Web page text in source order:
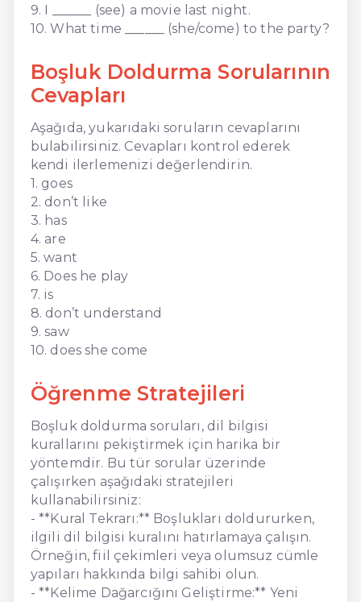
9. I ______ (see) a movie last night.
10. What time ______ (she/come) to the party?
Boşluk Doldurma Sorularının
Cevapları
Aşağıda, yukarıdaki soruların cevaplarını
bulabilirsiniz. Cevapları kontrol ederek
kendi ilerlemenizi değerlendirin.
1. goes
2. don’t like
3. has
4. are
5. want
6. Does he play
7. is
8. don’t understand
9. saw
10. does she come
Öğrenme Stratejileri
Boşluk doldurma soruları, dil bilgisi
kurallarını pekiştirmek için harika bir
yöntemdir. Bu tür sorular üzerinde
çalışırken aşağıdaki stratejileri
kullanabilirsiniz:
- **Kural Tekrarı:** Boşlukları doldururken,
ilgili dil bilgisi kuralını hatırlamaya çalışın.
Örneğin, fiil çekimleri veya olumsuz cümle
yapıları hakkında bilgi sahibi olun.
- **Kelime Dağarcığını Geliştirme:** Yeni